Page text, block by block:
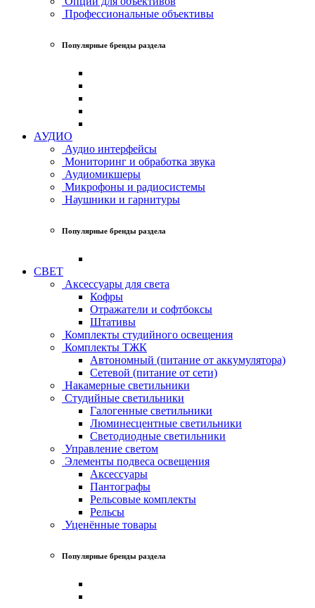
Профессиональные объективы
Популярные бренды раздела
АУДИО
Аудио интерфейсы
Мониторинг и обработка звука
Аудиомикшеры
Микрофоны и радиосистемы
Наушники и гарнитуры
Популярные бренды раздела
СВЕТ
Аксессуары для света
Кофры
Отражатели и софтбоксы
Штативы
Комплекты студийного освещения
Комплекты ТЖК
Автономный (питание от аккумулятора)
Сетевой (питание от сети)
Накамерные светильники
Студийные светильники
Галогенные светильники
Люминесцентные светильники
Светодиодные светильники
Управление светом
Элементы подвеса освещения
Аксессуары
Пантографы
Рельсовые комплекты
Рельсы
Уценённые товары
Популярные бренды раздела